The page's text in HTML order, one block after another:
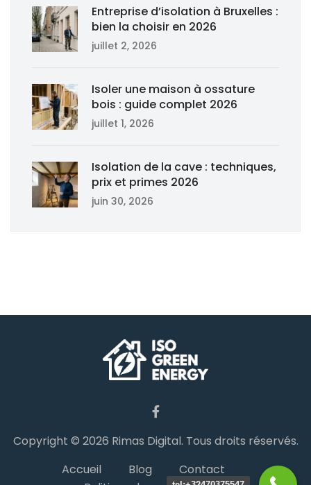
Entreprise d’isolation à Bruxelles :
bien la choisir en 2026
juillet 2, 2026
Isoler une maison à ossature
bois : guide complet 2026
juillet 1, 2026
Isolation de la cave : techniques,
prix et primes 2026
juin 30, 2026
Copyright © 2026 Rimas Digital. Tous droits réservés.
Accueil
Blog
Contact